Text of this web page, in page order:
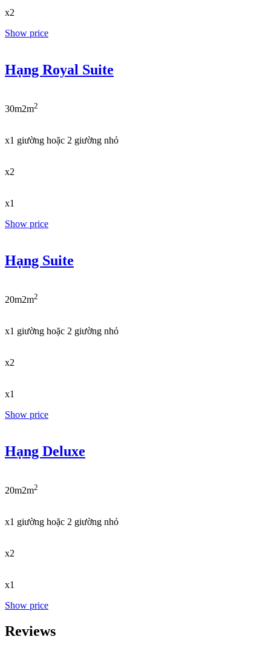
x2
Show price
Hạng Royal Suite
30m2m2
x1 giường hoặc 2 giường nhỏ
x2
x1
Show price
Hạng Suite
20m2m2
x1 giường hoặc 2 giường nhỏ
x2
x1
Show price
Hạng Deluxe
20m2m2
x1 giường hoặc 2 giường nhỏ
x2
x1
Show price
Reviews